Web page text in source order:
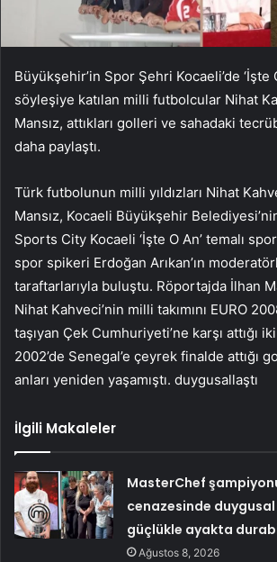
Büyükşehir’in Spor Şehri Kocaeli’de ‘İşte
söyleşiye katılan milli futbolcular Nihat
Mansız, attıkları golleri ve sahadaki
daha paylaştı.
Türk futbolunun milli yıldızları Nihat
Mansız, Kocaeli Büyükşehir
Sports City Kocaeli ‘İşte O An’ temalı
spor spikeri Erdoğan Arıkan’ın
taraftarlarıyla buluştu. Röportajda İlhan
Nihat Kahveci’nin milli takımını EURO
taşıyan Çek Cumhuriyeti’ne karşı attığı
2002’de Senegal’e çeyrek finalde attığı
anları yeniden yaşamıştı. duygusallaştı
İlgili Makaleler
MasterChef
cenazesinde
güçlükle ayakta
Ağustos 8, 2026